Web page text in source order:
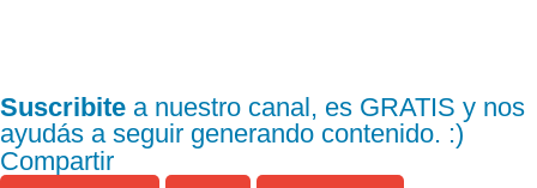
Suscribite a nuestro canal, es GRATIS y nos
ayudás a seguir generando contenido. :)
Compartir